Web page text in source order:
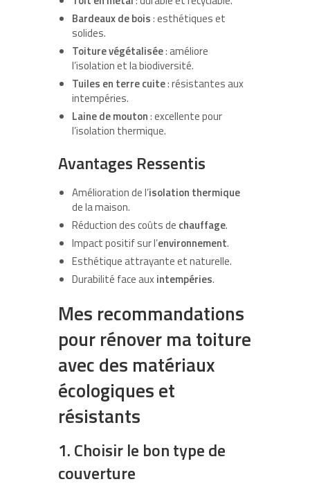
Bardeaux de bois: esthétiques et
solides.
Toiture végétalisée: améliore
l’isolation et la biodiversité.
Tuiles en terre cuite: résistantes aux
intempéries.
Laine de mouton: excellente pour
l’isolation thermique.
Avantages Ressentis
Amélioration de l’isolation thermique
de la maison.
Réduction des coûts de chauffage.
Impact positif sur l’environnement.
Esthétique attrayante et naturelle.
Durabilité face auxintempéries.
Mes recommandations
pour rénover ma toiture
avec des matériaux
écologiques et
résistants
1. Choisir le bon type de
couverture